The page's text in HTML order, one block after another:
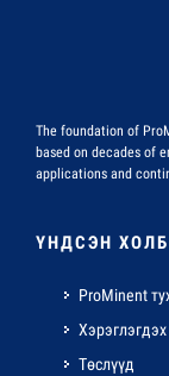
The foundation of
based on decades of
applications and
ҮНДСЭН
ProMinent
Төслүүд